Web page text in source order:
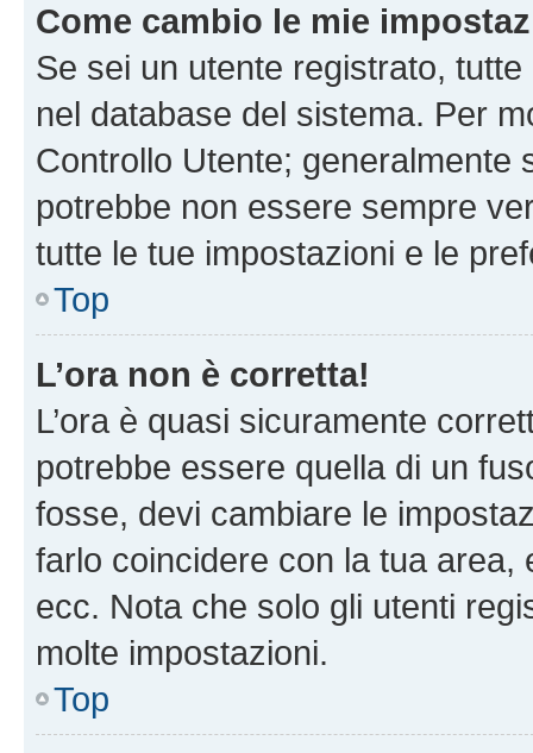
Come cambio le mie
Se sei un utente registrato,
nel database del sistema. Per
Controllo Utente; generalmente
potrebbe non essere sempre
tutte le tue impostazioni e le
Top
L’ora non è corretta!
L’ora è quasi sicuramente
potrebbe essere quella di un
fosse, devi cambiare le
farlo coincidere con la tua area,
ecc. Nota che solo gli utenti
molte impostazioni.
Top